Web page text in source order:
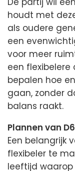
houdt met
als oudere
een
voor meer
een flexibelere
bepalen hoe
gaan, zonder
balans raakt.
Plannen van
Een belangrijk
flexibeler te
leeftijd waarop